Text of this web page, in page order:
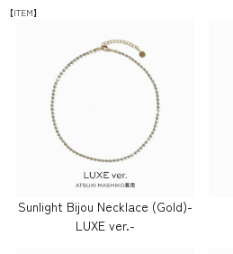
【ITEM】
Sunlight Bijou Necklace (Gold)-
LUXE ver.-